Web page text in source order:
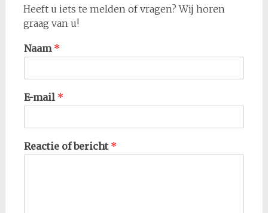
Heeft u iets te melden of vragen? Wij horen
graag van u!
Naam *
E-mail *
Reactie of bericht *